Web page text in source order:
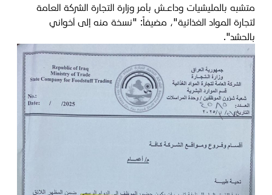
متشبه بالمليشيات وداعـش بأمر وزارة التجارة الشركة العامة
لتجارة المواد الغذائية"، مضيفاً: "نسخة منه إلى أخواني
بالحشد".